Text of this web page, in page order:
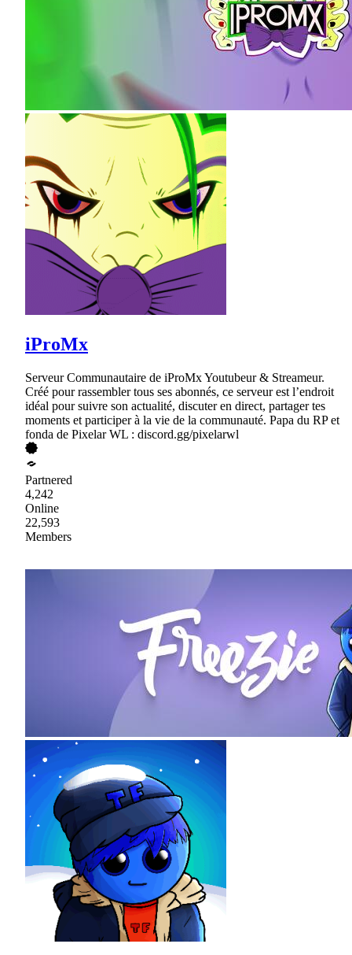
iProMx
Serveur Communautaire de iProMx Youtubeur & Streameur.
Créé pour rassembler tous ses abonnés, ce serveur est l’endroit
idéal pour suivre son actualité, discuter en direct, partager tes
moments et participer à la vie de la communauté. Papa du RP et
fonda de Pixelar WL : discord.gg/pixelarwl
Partnered
4,242
Online
22,593
Members